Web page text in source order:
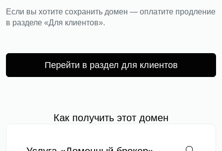
Если вы хотите сохранить домен — оплатите продление
в разделе «Для клиентов».
Перейти в раздел для клиентов
Как получить этот домен